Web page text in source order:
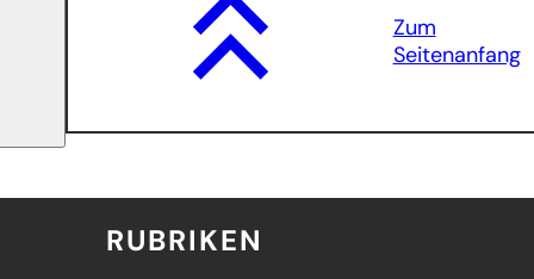
Zum
Seitenanfang
RUBRIKEN